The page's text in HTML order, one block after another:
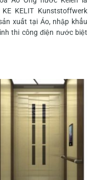
KELIT Kunststoffwerk
xuất tại Áo, nhập khẩu
thi công điện nước biệt